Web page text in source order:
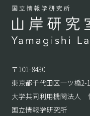
〒101-8430
東京都千代田区一ツ橋2-
大学共同利用機関法人
国立情報学研究所